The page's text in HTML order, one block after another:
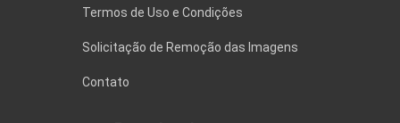
Termos de Uso e Condições
Solicitação de Remoção das Imagens
Contato